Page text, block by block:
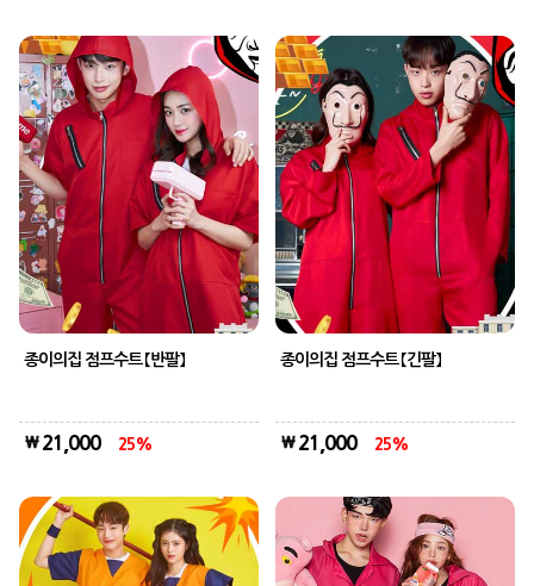
종이의집 점프수트 【반팔】
21,000 25
종이의집 점프수트 【긴팔】
21,000 25